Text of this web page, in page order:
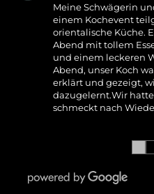
Meine Schwägerin
einem Kochevent
orientalische Küche.
Abend mit tollem
und einem leckeren
Abend, unser Koch
erklärt und gezeigt,
dazugelernt.Wir
schmeckt nach
●